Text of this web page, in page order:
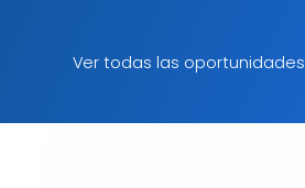
Ver todas las oportunidades